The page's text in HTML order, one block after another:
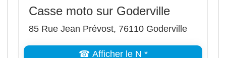
Casse moto sur Goderville
85 Rue Jean Prévost, 76110 Goderville
☎ Afficher le N *